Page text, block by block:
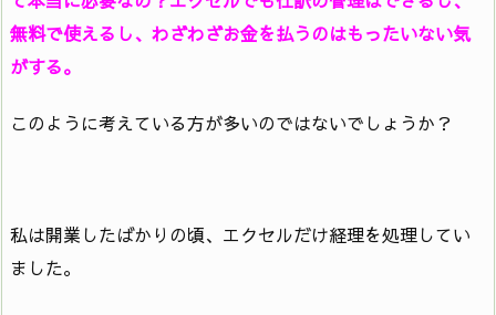
無料で使えるし、わざわざお金を払うのはもったいない気
がする。
このように考えている方が多いのではないでしょうか？
私は開業したばかりの頃、エクセルだけ経理を処理してい
ました。